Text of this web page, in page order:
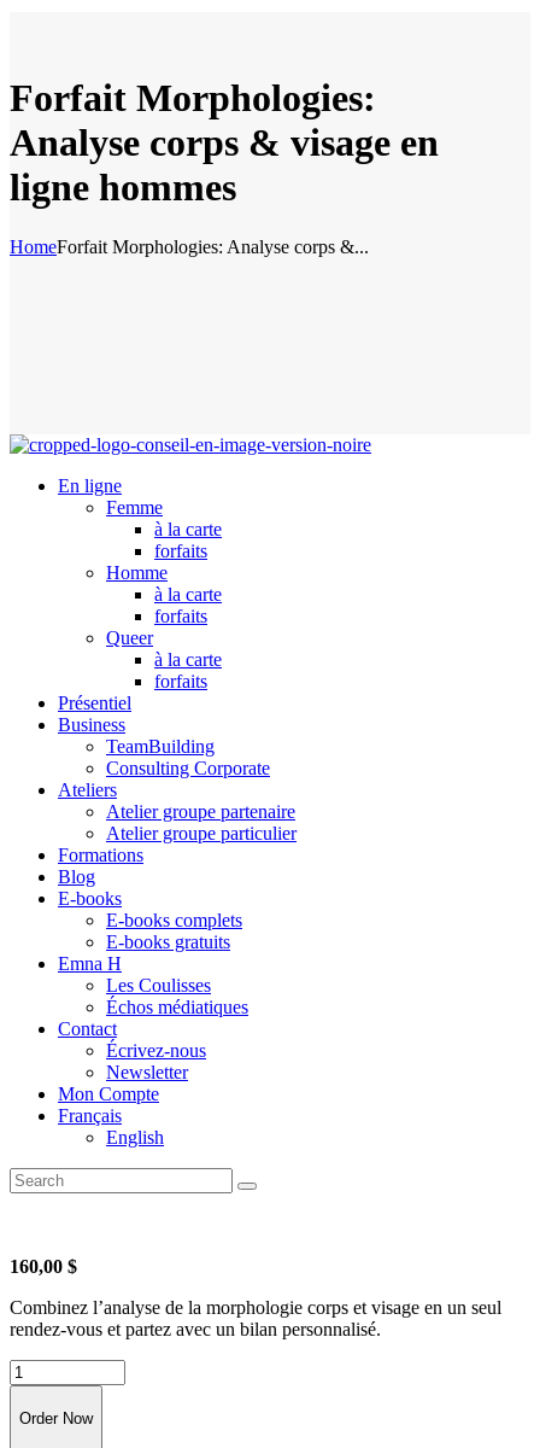
Forfait Morphologies:
Analyse corps & visage en
ligne hommes
HomeForfait Morphologies: Analyse corps &...
En ligne
Femme
à la carte
forfaits
Homme
à la carte
forfaits
Queer
à la carte
forfaits
Présentiel
Business
TeamBuilding
Consulting Corporate
Ateliers
Atelier groupe partenaire
Atelier groupe particulier
Formations
Blog
E-books
E-books complets
E-books gratuits
Emna H
Les Coulisses
Échos médiatiques
Contact
Écrivez-nous
Newsletter
Mon Compte
Français
English
160,00 $
Combinez l’analyse de la morphologie corps et visage en un seul
rendez-vous et partez avec un bilan personnalisé.
quantité
de
Forfait
Order Now